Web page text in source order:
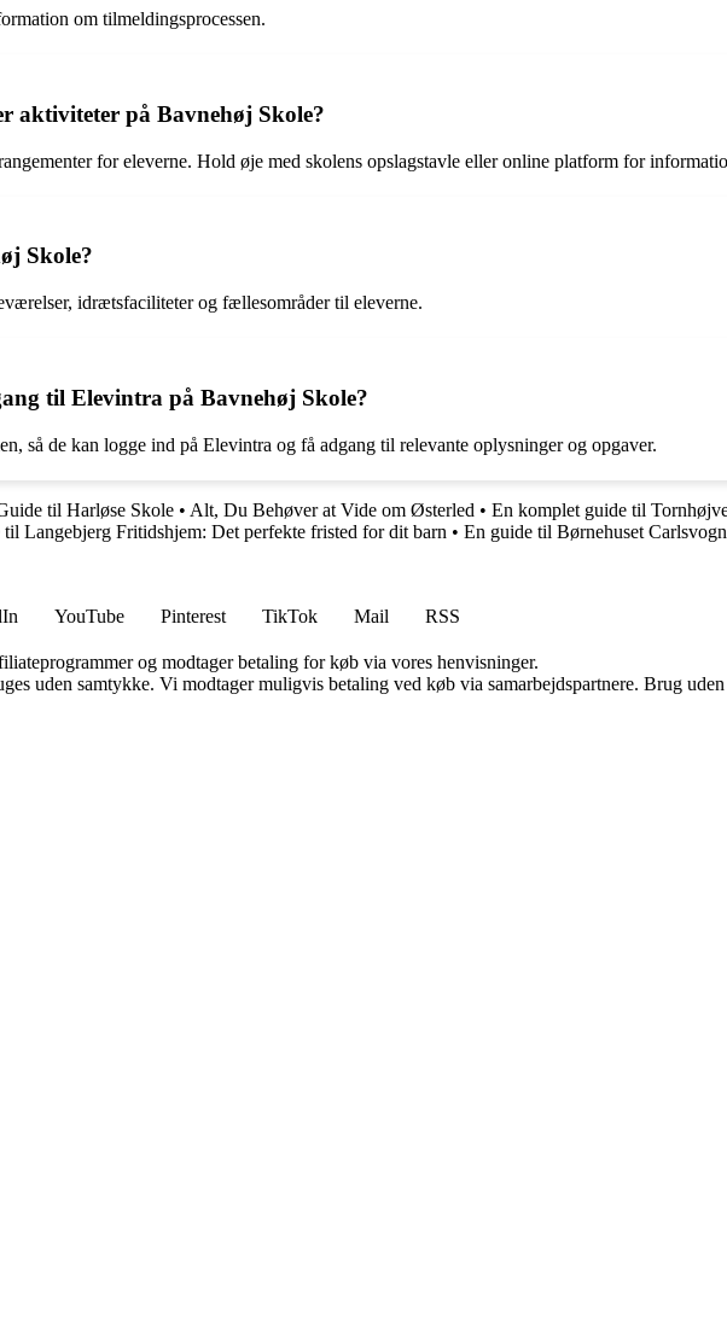
om tilmeldingsprocessen.
aktiviteter på Bavnehøj Skole?
for eleverne. Hold øje med skolens opslagstavle eller online platform for
Skole?
idrætsfaciliteter og fællesområder til eleverne.
til Elevintra på Bavnehøj Skole?
så de kan logge ind på Elevintra og få adgang til relevante oplysninger og opgaver.
til Harløse Skole • Alt, Du Behøver at Vide om Østerled • En komplet guide til
til Langebjerg Fritidshjem: Det perfekte fristed for dit barn • En guide til Børnehuset
YouTube Pinterest TikTok Mail
RSS
og modtager betaling for køb via vores henvisninger.
uden samtykke. Vi modtager muligvis betaling ved køb via samarbejdspartnere. Brug